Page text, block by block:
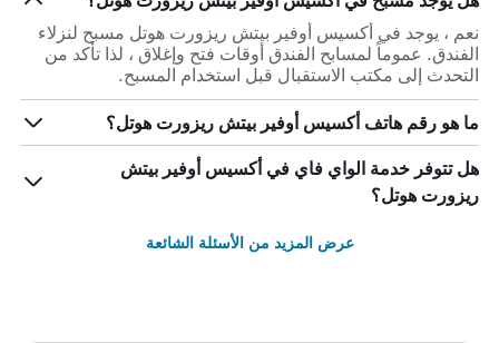
نعم ، يوجد في أكسيس أوفير بيتش ريزورت هوتل مسبح لنزلاء
الفندق. عموماً لمسابح الفندق أوقات فتح وإغلاق ، لذا تأكد من
التحدث إلى مكتب الاستقبال قبل استخدام المسبح.
ما هو رقم هاتف أكسيس أوفير بيتش ريزورت هوتل؟
هل تتوفر خدمة الواي فاي في أكسيس أوفير بيتش
ريزورت هوتل؟
عرض المزيد من الأسئلة الشائعة